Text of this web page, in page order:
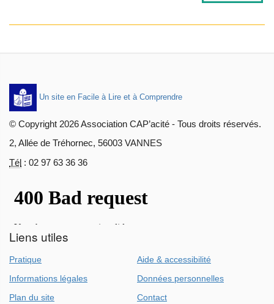
Un site en Facile à Lire et à Comprendre
© Copyright 2026Association CAP’acité - Tous droits réservés.
2, Allée de Tréhornec, 56003 VANNES
Tél : 02 97 63 36 36
Liens utiles
Pratique
Aide & accessibilité
Informations légales
Données personnelles
Plan du site
Contact